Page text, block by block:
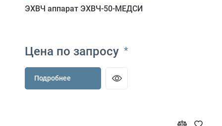
ЭХВЧ аппарат ЭХВЧ-50-МЕДСИ
Цена по запросу *
Подробнее